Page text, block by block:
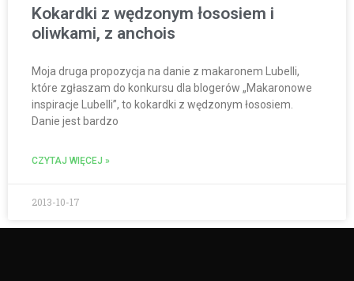
Kokardki z wędzonym łososiem i
oliwkami, z anchois
Moja druga propozycja na danie z makaronem Lubelli,
które zgłaszam do konkursu dla blogerów „Makaronowe
inspiracje Lubelli”, to kokardki z wędzonym łososiem.
Danie jest bardzo
CZYTAJ WIĘCEJ »
2013-10-17